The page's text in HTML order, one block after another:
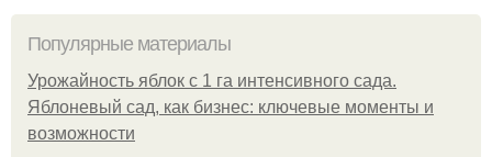
Популярные материалы
Урожайность яблок с 1 га интенсивного сада.
Яблоневый сад, как бизнес: ключевые моменты и
возможности